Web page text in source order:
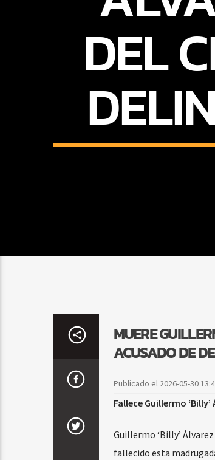
DEL
MUERE
ACUSADO DE
Publicado el 2026-05-30
Fallece Guillermo
Guillermo ‘Billy’
fallecido esta